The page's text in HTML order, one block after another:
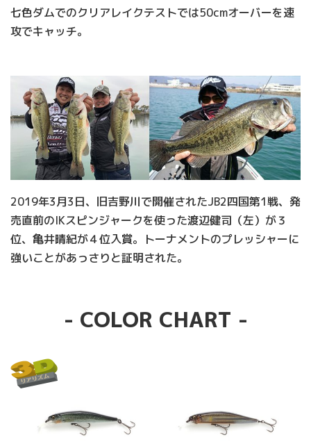
七色ダムでのクリアレイクテストでは50cmオーバーを速
攻でキャッチ。
2019年3月3日、旧吉野川で開催されたJB2四国第1戦、発
売直前のIKスピンジャークを使った渡辺健司（左）が３
位、亀井晴紀が４位入賞。トーナメントのプレッシャーに
強いことがあっさりと証明された。
- COLOR CHART -